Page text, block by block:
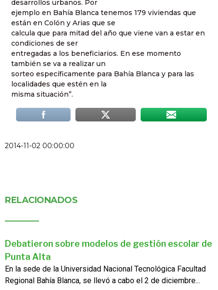
desarrollos urbanos. Por
ejemplo en Bahía Blanca tenemos 179 viviendas que
están en Colón y Arias que se
calcula que para mitad del año que viene van a estar en
condiciones de ser
entregadas a los beneficiarios. En ese momento
también se va a realizar un
sorteo específicamente para Bahía Blanca y para las
localidades que estén en la
misma situación”.
2014-11-02 00:00:00
RELACIONADOS
Debatieron sobre modelos de gestión escolar de
Punta Alta
En la sede de la Universidad Nacional Tecnológica Facultad
Regional Bahía Blanca, se llevó a cabo el 2 de diciembre...